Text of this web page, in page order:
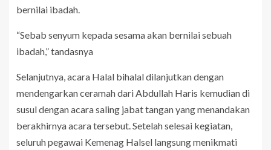
bernilai ibadah.
“Sebab senyum kepada sesama akan bernilai sebuah
ibadah,” tandasnya
Selanjutnya, acara Halal bihalal dilanjutkan dengan
mendengarkan ceramah dari Abdullah Haris kemudian di
susul dengan acara saling jabat tangan yang menandakan
berakhirnya acara tersebut. Setelah selesai kegiatan,
seluruh pegawai Kemenag Halsel langsung menikmati